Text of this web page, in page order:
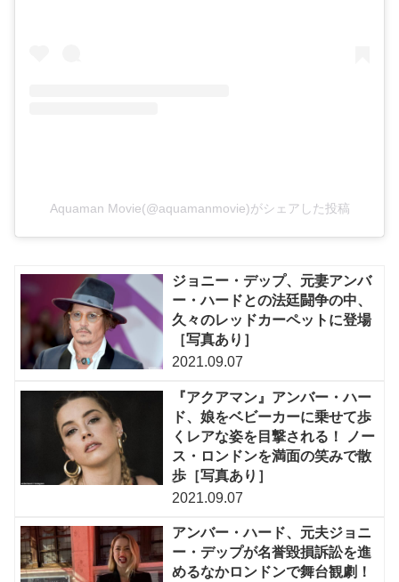
Aquaman Movie(@aquamanmovie)がシェアした投稿
ジョニー・デップ、元妻アンバ
ー・ハードとの法廷闘争の中、
久々のレッドカーペットに登場
［写真あり］
2021.09.07
『アクアマン』アンバー・ハー
ド、娘をベビーカーに乗せて歩
くレアな姿を目撃される！ ノー
ス・ロンドンを満面の笑みで散
歩［写真あり］
2021.09.07
アンバー・ハード、元夫ジョニ
ー・デップが名誉毀損訴訟を進
めるなかロンドンで舞台観劇！